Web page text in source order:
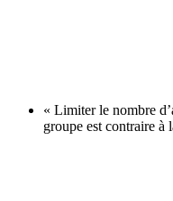
« Limiter le nombre
groupe est contraire à